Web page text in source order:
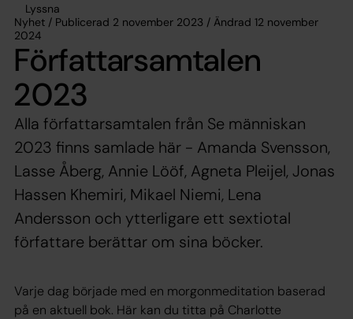
Lyssna
Nyhet / Publicerad 2 november 2023 / Ändrad 12 november
2024
Författarsamtalen
2023
Alla författarsamtalen från Se människan
2023 finns samlade här - Amanda Svensson,
Lasse Åberg, Annie Lööf, Agneta Pleijel, Jonas
Hassen Khemiri, Mikael Niemi, Lena
Andersson och ytterligare ett sextiotal
författare berättar om sina böcker.
Varje dag började med en morgonmeditation baserad
på en aktuell bok. Här kan du titta på Charlotte